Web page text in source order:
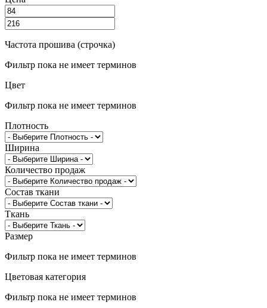
Частота прошива (строчка)
Фильтр пока не имеет терминов
Цвет
Фильтр пока не имеет терминов
Плотность
Ширина
Количество продаж
Состав ткани
Ткань
Размер
Фильтр пока не имеет терминов
Цветовая категория
Фильтр пока не имеет терминов